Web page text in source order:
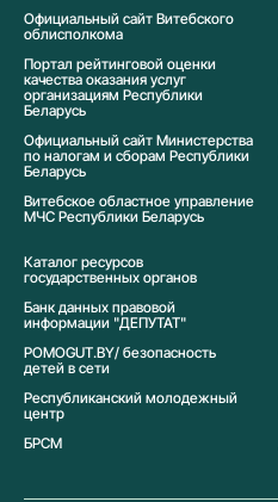
Официальный сайт Витебского
облисполкома
Портал рейтинговой оценки
качества оказания услуг
организациям Республики
Беларусь
Официальный сайт Министерства
по налогам и сборам Республики
Беларусь
Витебское областное управление
МЧС Республики Беларусь
Каталог ресурсов
государственных органов
Банк данных правовой
информации "ДЕПУТАТ"
POMOGUT.BY/ безопасность
детей в сети
Республиканский молодежный
центр
БРСМ